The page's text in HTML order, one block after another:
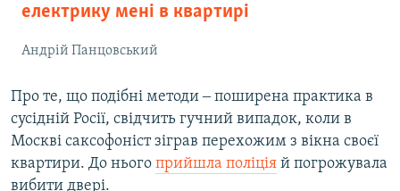
електрику мені в квартирі
Андрій Панцовський
Про те, що подібні методи ‒ поширена практика в
сусідній Росії, свідчить гучний випадок, коли в
Москві саксофоніст зіграв перехожим з вікна своєї
квартири. До нього прийшла поліція й погрожувала
вибити двері.